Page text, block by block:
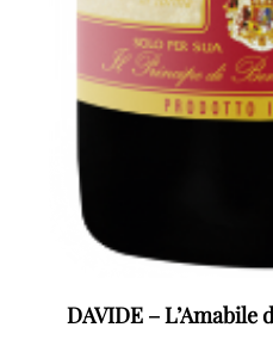
DAVIDE – L’Amabile